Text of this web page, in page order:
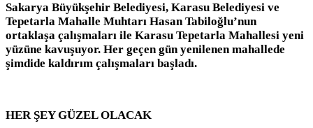
Sakarya Büyükşehir Belediyesi, Karasu Belediyesi ve
Tepetarla Mahalle Muhtarı Hasan Tabiloğlu’nun
ortaklaşa çalışmaları ile Karasu Tepetarla Mahallesi yeni
yüzüne kavuşuyor. Her geçen gün yenilenen mahallede
şimdide kaldırım çalışmaları başladı.
HER ŞEY GÜZEL OLACAK